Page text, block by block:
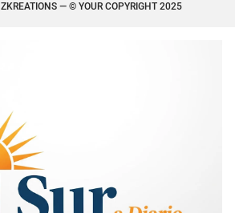
ZKREATIONS— © YOUR COPYRIGHT 2025